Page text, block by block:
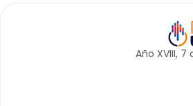
Año XVIII, 7